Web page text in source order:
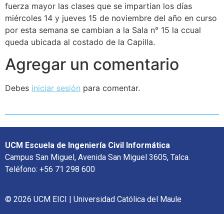
fuerza mayor las clases que se impartian los días
miércoles 14 y jueves 15 de noviembre del año en curso
por esta semana se cambian a la Sala n° 15 la ccual
queda ubicada al costado de la Capilla.
Agregar un comentario
Debes iniciar sesión para comentar.
UCM Escuela de Ingeniería Civil Informática
Campus San Miguel, Avenida San Miguel 3605, Talca.
Teléfono: +56 71 298 600
© 2026 UCM EICI | Universidad Católica del Maule